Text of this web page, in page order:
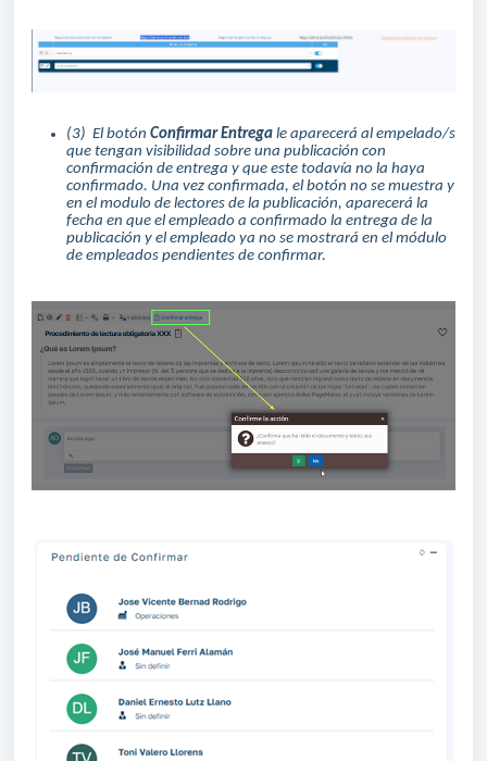
(3) El botón Confirmar Entrega le aparecerá al empelado/s
que tengan visibilidad sobre una publicación con
confirmación de entrega y que este todavía no la haya
confirmado. Una vez confirmada, el botón no se muestra y
en el modulo de lectores de la publicación, aparecerá la
fecha en que el empleado a confirmado la entrega de la
publicación y el empleado ya no se mostrará en el módulo
de empleados pendientes de confirmar.